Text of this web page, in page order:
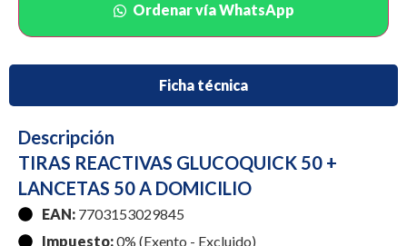
Ordenar vía WhatsApp
Ficha técnica
Descripción
TIRAS REACTIVAS GLUCOQUICK 50 +
LANCETAS 50 A DOMICILIO
EAN: 7703153029845
Impuesto:0% (Exento - Excluido)